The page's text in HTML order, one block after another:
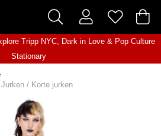
Tripp NYC, Dark in Love& Pop Culture
Stationary
Jurken / Korte jurken